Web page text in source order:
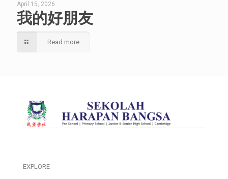
April 15, 2026
我的好朋友
Read more
EXPLORE